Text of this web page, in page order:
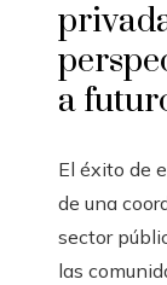
a
El éxito de
de una
sector
las